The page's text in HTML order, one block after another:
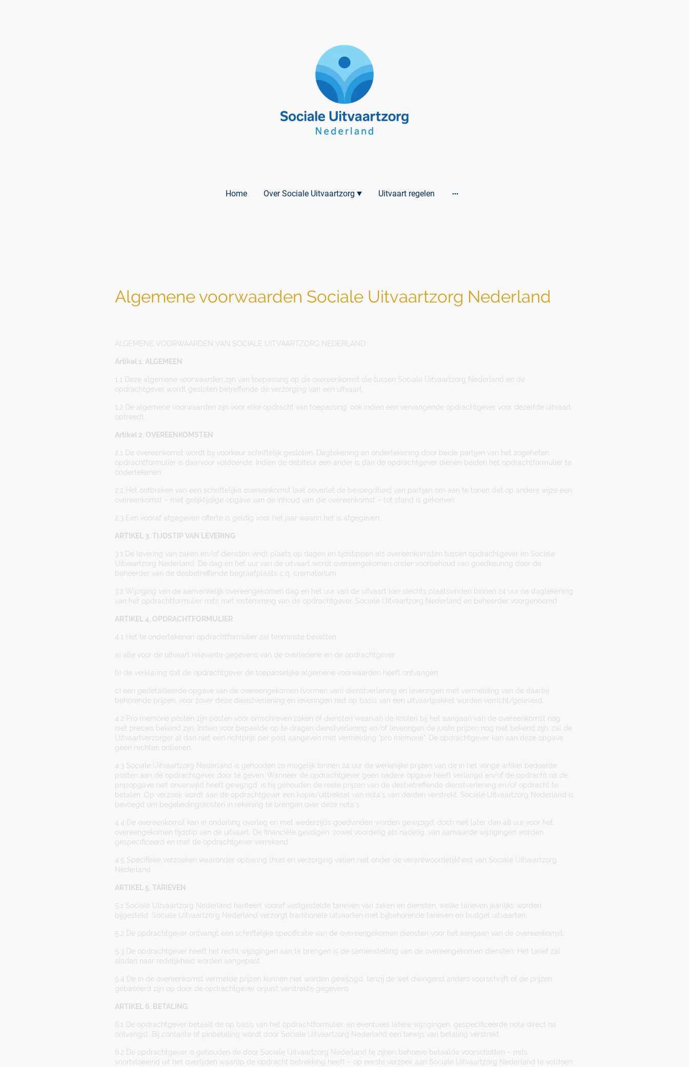
Home Over Sociale Uitvaartzorg Uitvaart regelen
Algemene voorwaarden Sociale Uitvaartzorg Nederland
ALGEMENE VOORWAARDEN VAN SOCIALE UITVAARTZORG NEDERLAND
Artikel 1. ALGEMEEN
1.1 Deze algemene voorwaarden zijn van toepassing op de overeenkomst die tussen Sociale Uitvaartzorg Nederland en de
opdrachtgever wordt gesloten betreffende de verzorging van een uitvaart.
1.2 De algemene voorwaarden zijn voor elke opdracht van toepassing, ook indien een vervangende opdrachtgever voor dezelfde uitvaart
optreedt.
Artikel 2. OVEREENKOMSTEN
2.1 De overeenkomst wordt bij voorkeur schriftelijk gesloten. Dagtekening en ondertekening door beide partijen van het zogeheten
opdrachtformulier is daarvoor voldoende. Indien de debiteur een ander is dan de opdrachtgever dienen beiden het opdrachtformulier te
ondertekenen.
2.2 Het ontbreken van een schriftelijke overeenkomst laat onverlet de bevoegdheid van partijen om aan te tonen dat op andere wijze een
overeenkomst – met gelijktijdige opgave van de inhoud van die overeenkomst – tot stand is gekomen.
2.3 Een vooraf afgegeven offerte is geldig voor het jaar waarin het is afgegeven.
ARTIKEL 3. TIJDSTIP VAN LEVERING
3.1 De levering van zaken en/of diensten vindt plaats op dagen en tijdstippen als overeenkomsten tussen opdrachtgever en Sociale
Uitvaartzorg Nederland. De dag en het uur van de uitvaart wordt overeengekomen onder voorbehoud van goedkeuring door de
beheerder van de desbetreffende begraafplaats c.q. crematorium.
3.2 Wijziging van de aanvankelijk overeengekomen dag en het uur van de uitvaart kan slechts plaatsvinden binnen 24 uur na dagtekening
van het opdrachtformulier mits met instemming van de opdrachtgever, Sociale Uitvaartzorg Nederland en beheerder voorgenoemd.
ARTIKEL 4. OPDRACHTFORMULIER
4.1 Het te ondertekenen opdrachtformulier zal tenminste bevatten:
a) alle voor de uitvaart relevante gegevens van de overledene en de opdrachtgever.
b) de verklaring dat de opdrachtgever de toepasselijke algemene voorwaarden heeft ontvangen.
c) een gedetailleerde opgave van de overeengekomen (vormen van) dienstverlening en leveringen met vermelding van de daarbij
behorende prijzen, voor zover deze dienstverlening en leveringen niet op basis van een uitvaartpakket worden verricht/geleverd.
4.2 Pro memorie posten zijn posten voor omschreven zaken of diensten waarvan de kosten bij het aangaan van de overeenkomst nog
niet precies bekend zijn. Indien voor bepaalde op te dragen dienstverlening en/of leveringen de juiste prijzen nog niet bekend zijn, zal de
Uitvaartverzorger al dan niet een richtprijs per post aangeven met vermelding “pro memorie”. De opdrachtgever kan aan deze opgave
geen rechten ontlenen.
4.3 Sociale Uitvaartzorg Nederland is gehouden zo mogelijk binnen 24 uur de werkelijke prijzen van de in het vorige artikel bedoelde
posten aan de opdrachtgever door te geven. Wanneer de opdrachtgever geen nadere opgave heeft verlangd en/of de opdracht na de
prijsopgave niet onverwijld heeft gewijzigd, is hij gehouden de reële prijzen van de desbetreffende dienstverlening en/of opdracht te
betalen. Op verzoek wordt aan de opdrachtgever een kopie/uittreksel van nota’s van derden verstrekt. Sociale Uitvaartzorg Nederland is
bevoegd om begeleidingskosten in rekening te brengen over deze nota’s.
4.4 De overeenkomst kan in onderling overleg en met wederzijds goedvinden worden gewijzigd, doch niet later dan 48 uur voor het
overeengekomen tijdstip van de uitvaart. De financiële gevolgen, zowel voordelig als nadelig, van aanvaarde wijzigingen worden
gespecificeerd en met de opdrachtgever verrekend.
4.5 Specifieke verzoeken waaronder opbaring thuis en verzorging vallen niet onder de verantwoordelijkheid van Sociale Uitvaartzorg
Nederland.
ARTIKEL 5. TARIEVEN
5.1 Sociale Uitvaartzorg Nederland hanteert vooraf vastgestelde tarieven van zaken en diensten, welke tarieven jaarlijks worden
bijgesteld. Sociale Uitvaartzorg Nederland verzorgt traditionele uitvaarten met bijbehorende tarieven en budget uitvaarten.
5.2 De opdrachtgever ontvangt een schriftelijke specificatie van de overeengekomen diensten voor het aangaan van de overeenkomst.
5.3 De opdrachtgever heeft het recht wijzigingen aan te brengen is de samenstelling van de overeengekomen diensten. Het tarief zal
alsdan naar redelijkheid worden aangepast.
5.4 De in de overeenkomst vermelde prijzen kunnen niet worden gewijzigd, tenzij de wet dwingend anders voorschrijft of de prijzen
gebaseerd zijn op door de opdrachtgever onjuist verstrekte gegevens.
ARTIKEL 6. BETALING
6.1 De opdrachtgever betaalt de op basis van het opdrachtformulier, en eventueel latere wijzigingen, gespecificeerde nota direct na
ontvangst. Bij contante of pinbetaling wordt door Sociale Uitvaartzorg Nederland een bewijs van betaling verstrekt.
6.2 De opdrachtgever is gehouden de door Sociale Uitvaartzorg Nederland te zijnen behoeve betaalde voorschotten – mits
voortvloeiend uit het overlijden waarop de opdracht betrekking heeft – op eerste verzoek aan Sociale Uitvaartzorg Nederland te voldoen.